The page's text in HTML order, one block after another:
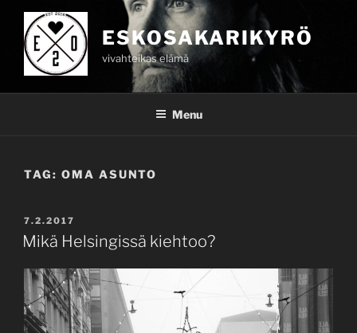
content
ESKOSAKARIKYRÖ
vivahteikas elämä
Menu
TAG: OMA ASUNTO
POSTED
ON
7.2.2017
Mikä Helsingissä kiehtoo?